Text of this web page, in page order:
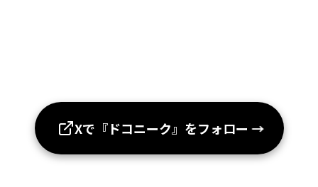
Xで『ドコニーク』をフォロー →